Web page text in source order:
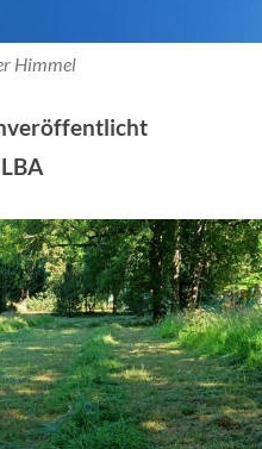
Himmel